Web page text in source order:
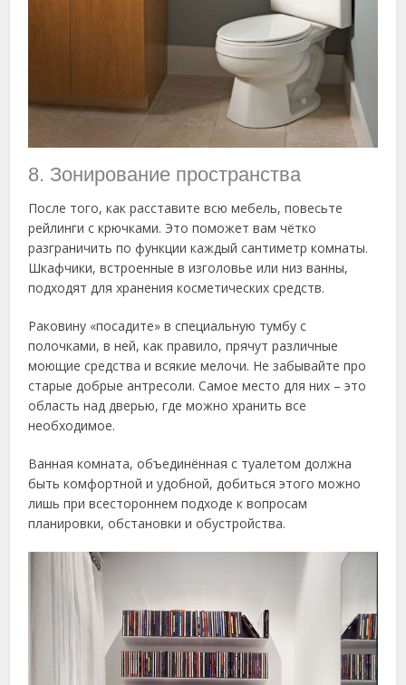
8. Зонирование пространства
После того, как расставите всю мебель, повесьте
рейлинги с крючками. Это поможет вам чётко
разграничить по функции каждый сантиметр комнаты.
Шкафчики, встроенные в изголовье или низ ванны,
подходят для хранения косметических средств.
Раковину «посадите» в специальную тумбу с
полочками, в ней, как правило, прячут различные
моющие средства и всякие мелочи. Не забывайте про
старые добрые антресоли. Самое место для них – это
область над дверью, где можно хранить все
необходимое.
Ванная комната, объединённая с туалетом должна
быть комфортной и удобной, добиться этого можно
лишь при всестороннем подходе к вопросам
планировки, обстановки и обустройства.